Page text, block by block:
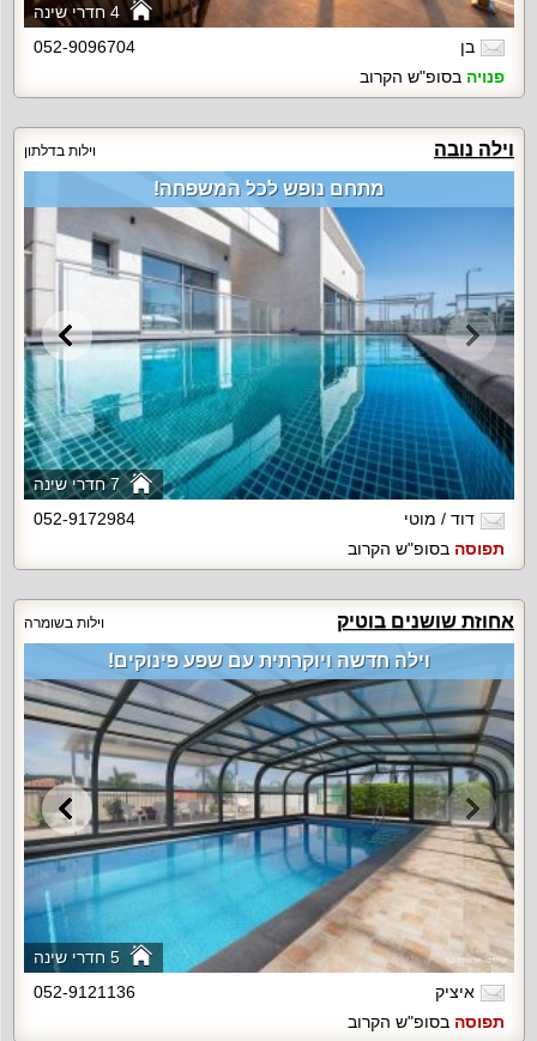
4 חדרי שינה
בן
052-9096704
פנויה בסופ"ש הקרוב
וילה נובה וילות בדלתון
7 חדרי שינה
מתחם נופש לכל המשפחה!
דוד / מוטי
052-9172984
תפוסה בסופ"ש הקרוב
אחוזת שושנים בוטיק וילות בשומרה
5 חדרי שינה
וילה חדשה ויוקרתית עם שפע פינוקים!
איציק
052-9121136
תפוסה בסופ"ש הקרוב